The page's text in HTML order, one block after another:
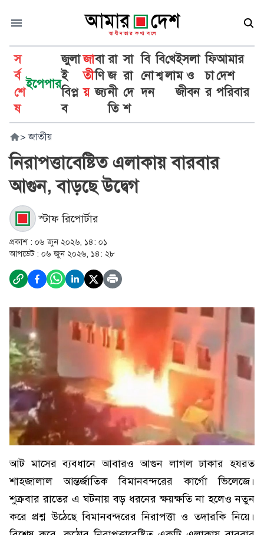
স
র্ব
শে
ষ
ইপেপার
জুলা
ই
বিপ্ল
ব
জা
তী
য়
বা
ণি
জ্য
রা
জ
নী
তি
সা
রা
দে
শ
বি
নো
দন
বি
শ্ব
খে
লা
ইসলা
ম ও
জীবন
ফি
চা
র
আমার
দেশ
পরিবার
> জাতীয়
নিরাপত্তাবেষ্টিত এলাকায় বারবার
আগুন, বাড়ছে উদ্বেগ
স্টাফ রিপোর্টার
প্রকাশ : ০৬ জুন ২০২৬, ১৪: ০১
আপডেট : ০৬ জুন ২০২৬, ১৪: ২৮
আট মাসের ব্যবধানে আবারও আগুন লাগল ঢাকার হযরত
শাহজালাল আন্তর্জাতিক বিমানবন্দরের কার্গো ভিলেজে।
শুক্রবার রাতের এ ঘটনায় বড় ধরনের ক্ষয়ক্ষতি না হলেও নতুন
করে প্রশ্ন উঠেছে বিমানবন্দরের নিরাপত্তা ও তদারকি নিয়ে।